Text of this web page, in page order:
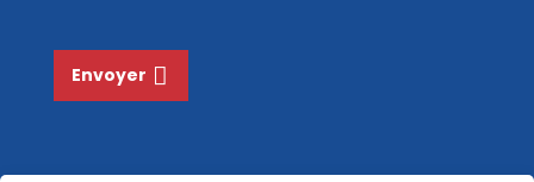
Envoyer